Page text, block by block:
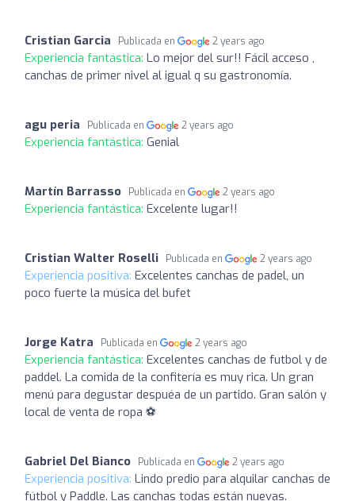
Cristian Garcia Publicada en 2 years ago
Experiencia fantástica: Lo mejor del sur!! Fácil acceso ,
canchas de primer nivel al igual q su gastronomía.
agu peria Publicada en 2 years ago
Experiencia fantástica: Genial
Martín Barrasso Publicada en 2 years ago
Experiencia fantástica: Excelente lugar!!
Cristian Walter Roselli Publicada en 2 years ago
Experiencia positiva: Excelentes canchas de padel, un
poco fuerte la música del bufet
Jorge Katra Publicada en 2 years ago
Experiencia fantástica: Excelentes canchas de futbol y de
paddel. La comida de la confitería es muy rica. Un gran
menú para degustar despuéa de un partido. Gran salón y
local de venta de ropa ⚽️
Gabriel Del Bianco Publicada en 2 years ago
Experiencia positiva: Lindo predio para alquilar canchas de
fútbol y Paddle. Las canchas todas están nuevas.